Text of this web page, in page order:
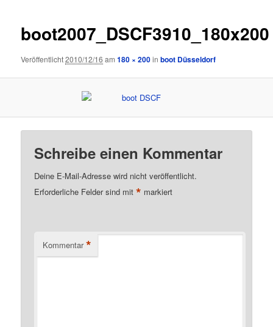
boot2007_DSCF3910_180x200
Veröffentlicht2010/12/16 am180 × 200inboot Düsseldorf
Schreibe einen Kommentar
Deine E-Mail-Adresse wird nicht veröffentlicht.
Erforderliche Felder sind mit* markiert
Kommentar *